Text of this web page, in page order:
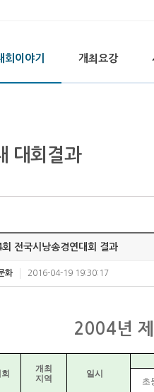
회이야기 개최요강
대회결과
전국시낭송경연대회 결과
화 2016-04-19 19:30:17
2004년
개최
지역
일시
초